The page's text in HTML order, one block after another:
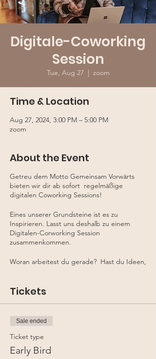
Digitale-Coworking
Session
Tue, Aug 27
  |
zoom
Time & Location
Aug 27, 2024, 3:00 PM – 5:00 PM
zoom
About the Event
Getreu dem Motto Gemeinsam Vorwärts
bieten wir dir ab sofort regelmäßige
digitalen Coworking Sessions!
Eines unserer Grundsteine ist es zu
Inspirieren. Lasst uns deshalb zu einem
Digitalen-Corworking Session
zusammenkommen.
Woran arbeitest du gerade? Hast du Ideen,
In unserer Session sitzt du nicht alleine vor
uns gegenseitig inspirieren.
Tickets
Sale ended
Ticket type
Early Bird